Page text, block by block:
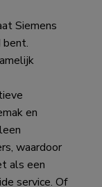
Siemens
bent.
en
waardoor
als een
service. Of